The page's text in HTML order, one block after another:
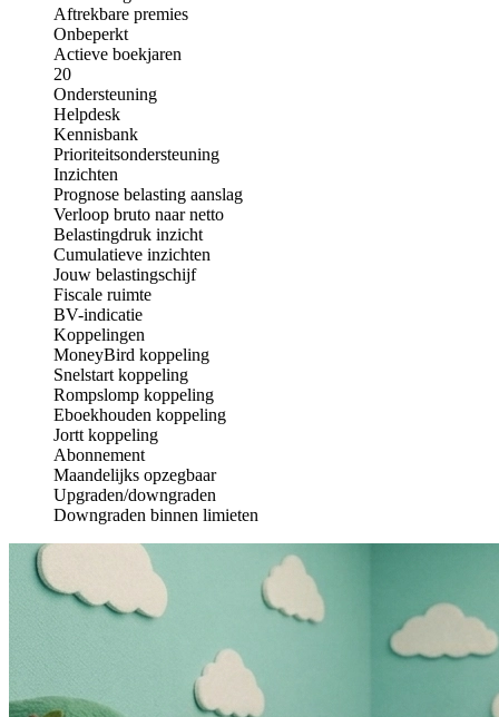
Aftrekbare premies
Onbeperkt
Actieve boekjaren
20
Ondersteuning
Helpdesk
Kennisbank
Prioriteitsondersteuning
Inzichten
Prognose belasting aanslag
Verloop bruto naar netto
Belastingdruk inzicht
Cumulatieve inzichten
Jouw belastingschijf
Fiscale ruimte
BV-indicatie
Koppelingen
MoneyBird koppeling
Snelstart koppeling
Rompslomp koppeling
Eboekhouden koppeling
Jortt koppeling
Abonnement
Maandelijks opzegbaar
Upgraden/downgraden
Downgraden binnen limieten